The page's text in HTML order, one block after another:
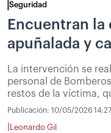
Seguridad
Encuentran la
apuñalada y
La intervención se
personal de
restos de la víctima,
Publicación: 10/05/2026 14:27
Leonardo Gil